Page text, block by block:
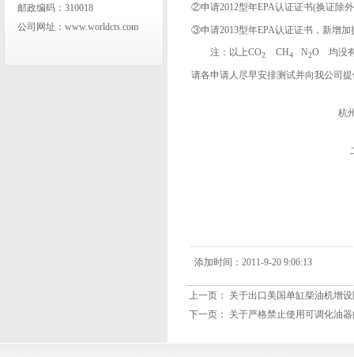
邮政编码：310018
公司网址：www.worldcts.com
②申请2012型年EPA认证证书(换证除
③申请2013型年EPA认证证书，新增加
注：以上CO2 CH4 N2O 均没
请各申请人尽早安排测试并向我公司
杭州沃德认证技
二〇一一年九
添加时间：2011-9-20 9:06:13
上一页：
关于出口美国单缸柴油机增
下一页：
关于严格禁止使用可调化油